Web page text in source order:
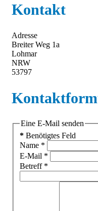
Kontakt
Adresse
Breiter Weg 1a
Lohmar
NRW
53797
Eine E-Mail senden
* Benötigtes Feld
Name *
E-Mail *
Betreff*